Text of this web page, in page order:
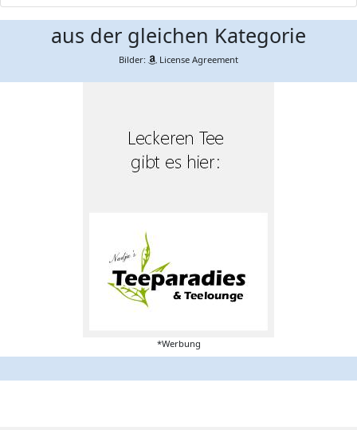
aus der gleichen Kategorie
Bilder: License Agreement
*Werbung